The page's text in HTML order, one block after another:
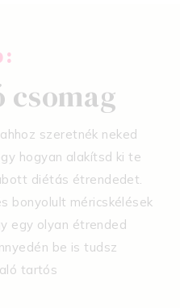
szeretnék neked
hogyan alakítsd ki te
diétás étrendedet.
bonyolult méricskélések
egy olyan étrended
be is tudsz
tartós